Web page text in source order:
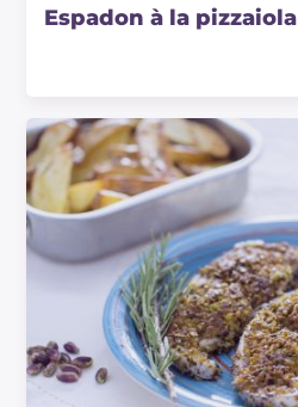
Espadon à la pizzaiola